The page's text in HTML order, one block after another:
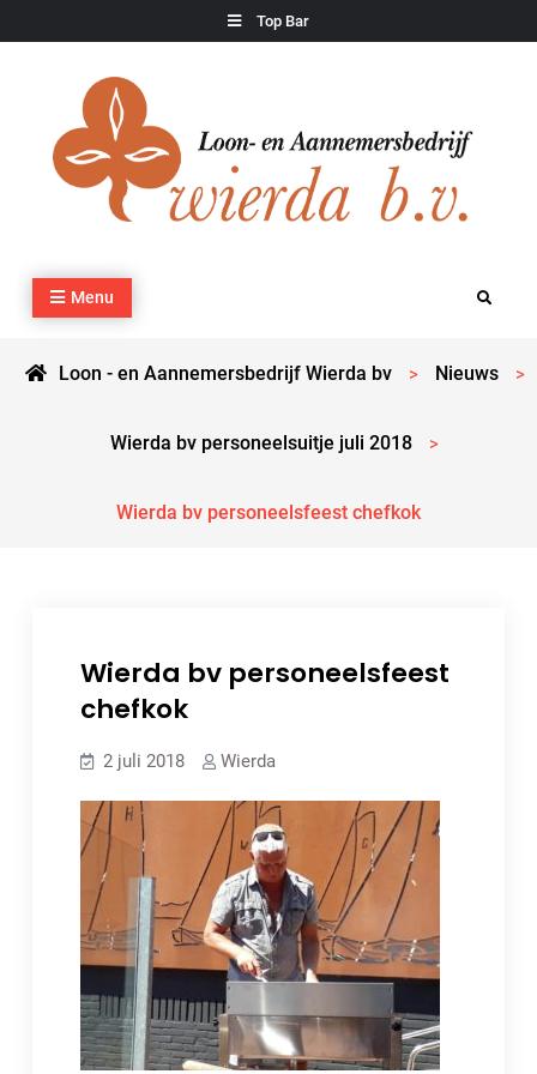
to
Top Bar
Loon – en Aannemersbedrijf Wierda bv
Kraan- en machineverhuur, agrarisch werk, grondverzet,
cultuurtechnisch werk en transport
Menu Search
Loon - en Aannemersbedrijf Wierda bv > Nieuws >
Wierda bv personeelsuitje juli 2018 >
Wierda bv personeelsfeest chefkok
Wierda bv personeelsfeest
chefkok
2 juli 2018 Wierda